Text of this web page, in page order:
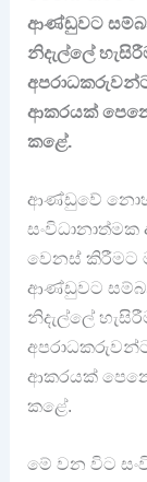
ආණ්ඩුවට
නිදැල්ලේ
ආකරයක්
කළේ.
ආණ්ඩුවේ
වෙනස් කිරීමට
ආණ්ඩුවට
නිදැල්ලේ
ආකරයක්
කළේ.
මේ වන විට